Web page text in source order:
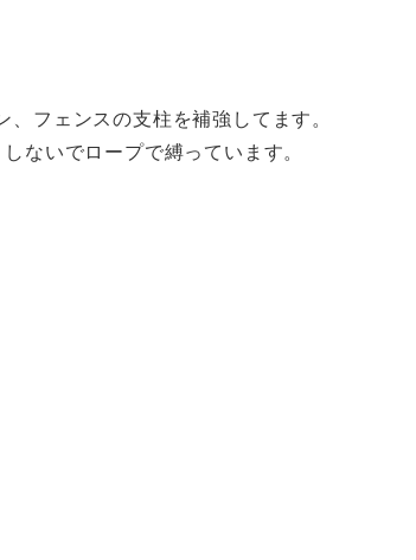
フェンスの支柱を補強してます。
ないでロープで縛っています。